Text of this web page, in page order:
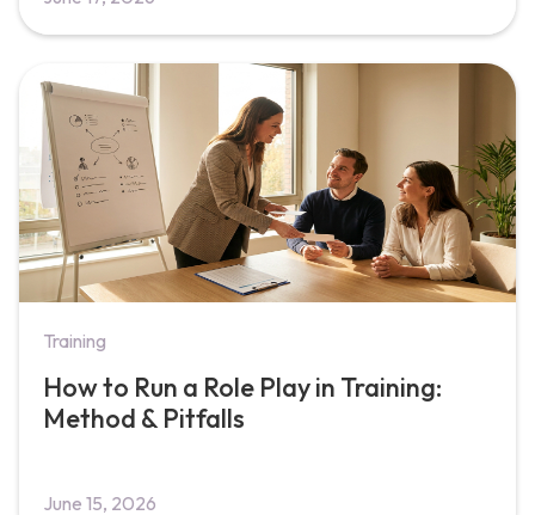
Training
How to Run a Role Play in Training:
Method & Pitfalls
June 15, 2026